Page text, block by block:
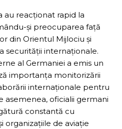
au reacționat rapid la
și preocuparea față
din Orientul Mijlociu și
securității internaționale.
al Germaniei a emis un
importanța monitorizării
internaționale pentru
asemenea, oficialii germani
constantă cu
organizațiile de aviație